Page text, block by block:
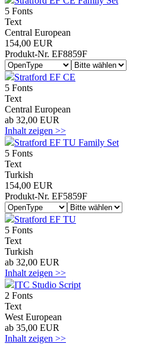
5 Fonts
Text
Central European
154,00 EUR
Produkt-Nr. EF8859F
Stratford EF CE
5 Fonts
Text
Central European
ab 32,00 EUR
Inhalt zeigen >>
Stratford EF TU Family Set
5 Fonts
Text
Turkish
154,00 EUR
Produkt-Nr. EF5859F
Stratford EF TU
5 Fonts
Text
Turkish
ab 32,00 EUR
Inhalt zeigen >>
ITC Studio Script
2 Fonts
Text
West European
ab 35,00 EUR
Inhalt zeigen >>